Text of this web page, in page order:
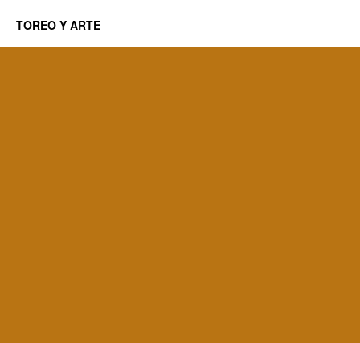
TOREO Y ARTE